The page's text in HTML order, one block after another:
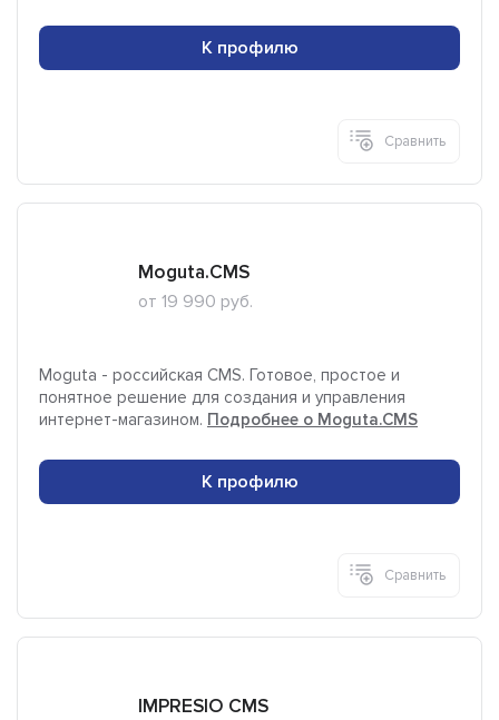
К профилю
Сравнить
Moguta.CMS
от 19 990 руб.
Moguta - российская CMS. Готовое, простое и
понятное решение для создания и управления
интернет-магазином. Подробнее о Moguta.CMS
К профилю
Сравнить
IMPRESIO CMS